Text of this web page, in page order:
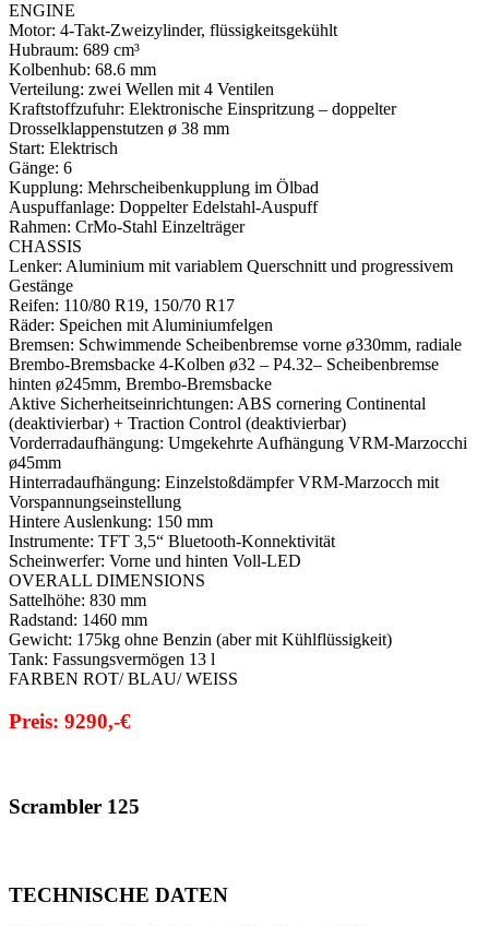
ENGINE
Motor: 4-Takt-Zweizylinder, flüssigkeitsgekühlt
Hubraum: 689 cm³
Kolbenhub: 68.6 mm
Verteilung: zwei Wellen mit 4 Ventilen
Kraftstoffzufuhr: Elektronische Einspritzung – doppelter
Drosselklappenstutzen ø 38 mm
Start: Elektrisch
Gänge: 6
Kupplung: Mehrscheibenkupplung im Ölbad
Auspuffanlage: Doppelter Edelstahl-Auspuff
Rahmen: CrMo-Stahl Einzelträger
CHASSIS
Lenker: Aluminium mit variablem Querschnitt und progressivem
Gestänge
Reifen: 110/80 R19, 150/70 R17
Räder: Speichen mit Aluminiumfelgen
Bremsen: Schwimmende Scheibenbremse vorne ø330mm, radiale
Brembo-Bremsbacke 4-Kolben ø32 – P4.32– Scheibenbremse
hinten ø245mm, Brembo-Bremsbacke
Aktive Sicherheitseinrichtungen: ABS cornering Continental
(deaktivierbar) + Traction Control (deaktivierbar)
Vorderradaufhängung: Umgekehrte Aufhängung VRM-Marzocchi
ø45mm
Hinterradaufhängung: Einzelstoßdämpfer VRM-Marzocch mit
Vorspannungseinstellung
Hintere Auslenkung: 150 mm
Instrumente: TFT 3,5“ Bluetooth-Konnektivität
Scheinwerfer: Vorne und hinten Voll-LED
OVERALL DIMENSIONS
Sattelhöhe: 830 mm
Radstand: 1460 mm
Gewicht: 175kg ohne Benzin (aber mit Kühlflüssigkeit)
Tank: Fassungsvermögen 13 l
FARBEN ROT/ BLAU/ WEISS
Preis: 9290,-€
Scrambler 125
TECHNISCHE DATEN